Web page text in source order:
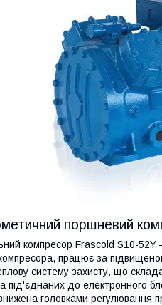
поршневий
компресор Frascold S10-
працює за
систему захисту, що
під'єднаних до електронного
головками регулювання